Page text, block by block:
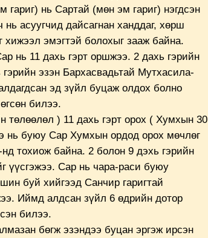
гариг) нь Сартай (мөн эм гариг) нэгдсэн
асуугчид дайсагнан ханддаг, хөрш
хижээл эмэгтэй болохыг зааж байна.
нь 11 дахь гэрт оршжээ. 2 дахь гэрийн
эзэн Бархасвадьтай Мутхасила-
эд зүйл буцаж олдох болно
билээ.
төлөөлөл ) 11 дахь гэрт орох ( Хумхын 30
нь буюу Сар Хумхын ордод орох мөчлөг
тохиож байна. 2 болон 9 дэхь гэрийн
үүсгэжээ. Сар нь чара-раси буюу
буй хийгээд Санчир гаригтай
Иймд алдсан зүйл 6 өдрийн дотор
билээ.
бөгж эзэндээ буцан эргэж ирсэн